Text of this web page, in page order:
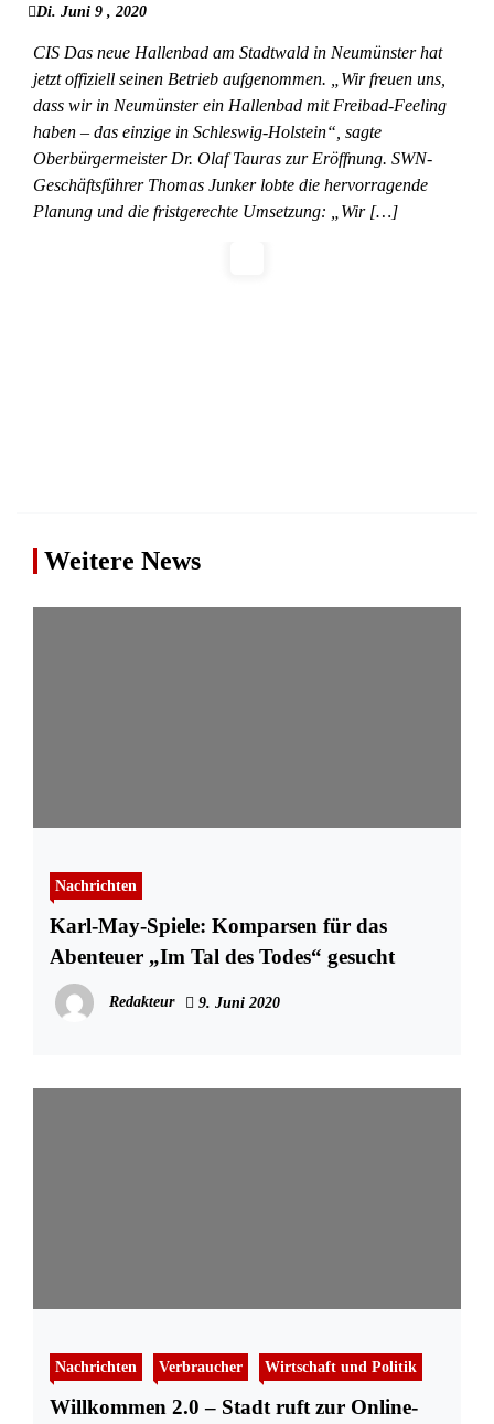
Di. Juni 9 , 2020
CIS Das neue Hallenbad am Stadtwald in Neumünster hat
jetzt offiziell seinen Betrieb aufgenommen. „Wir freuen uns,
dass wir in Neumünster ein Hallenbad mit Freibad-Feeling
haben – das einzige in Schleswig-Holstein“, sagte
Oberbürgermeister Dr. Olaf Tauras zur Eröffnung. SWN-
Geschäftsführer Thomas Junker lobte die hervorragende
Planung und die fristgerechte Umsetzung: „Wir […]
Weitere News
Nachrichten
Karl-May-Spiele: Komparsen für das
Abenteuer „Im Tal des Todes“ gesucht
Redakteur 9. Juni 2020
Nachrichten Verbraucher Wirtschaft und Politik
Willkommen 2.0 – Stadt ruft zur Online-